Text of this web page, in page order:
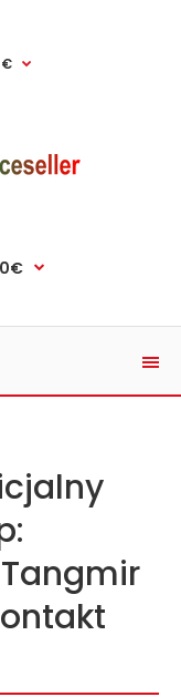
€
Tangmir